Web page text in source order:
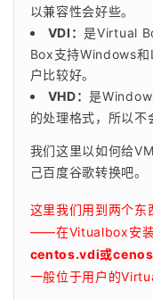
以兼容性会好些。
VDI：是Virtual
Box支持Windows
户比较好。
VHD：是
的处理格式，所以不
我们这里以如何给
己百度谷歌转换吧。
这里我们用到两个东
——在Vitualbox安装
centos.vdi或
一般位于用户的